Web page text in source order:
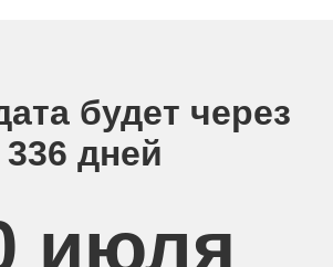
будет через
336 дней
июля